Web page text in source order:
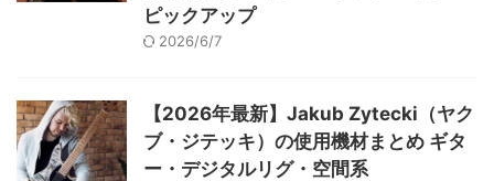
ピックアップ
2026/6/7
【2026年最新】Jakub Zytecki（ヤク
ブ・ジテッキ）の使用機材まとめ ギタ
ー・デジタルリグ・空間系